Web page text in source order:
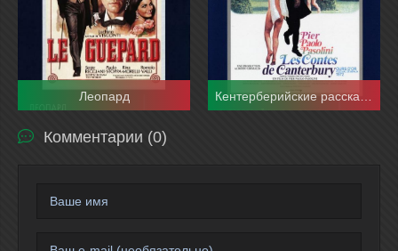
Леопард
Комментарии (0)